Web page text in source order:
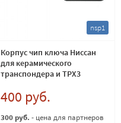
nsp1
Корпус чип ключа Ниссан
для керамического
транспондера и TPX3
400 руб.
300 руб. - цена для партнеров